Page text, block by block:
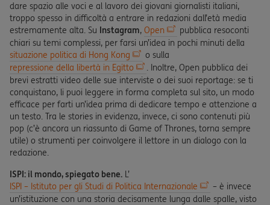
dare spazio alle voci e al lavoro dei giovani giornalisti italiani,
troppo spesso in difficoltà a entrare in redazioni dall’età media
estremamente alta. Su Instagram, Open
pubblica resoconti
chiari su temi complessi, per farsi un’idea in pochi minuti della
situazione politica di Hong Kong
o sulla
repressione della libertà in Egitto
. Inoltre, Open pubblica dei
brevi estratti video delle sue interviste o dei suoi reportage: se ti
conquistano, li puoi leggere in forma completa sul sito, un modo
efficace per farti un’idea prima di dedicare tempo e attenzione a
un testo. Tra le stories in evidenza, invece, ci sono contenuti più
pop (c’è ancora un riassunto di Game of Thrones, torna sempre
utile) o strumenti per coinvolgere il lettore in un dialogo con la
redazione.
ISPI: il mondo, spiegato bene. L’
ISPI – Istituto per gli Studi di Politica Internazionale
– è invece
un’istituzione con una storia decisamente lunga dalle spalle, visto